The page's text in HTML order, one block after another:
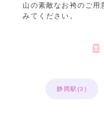
山の素敵なお袴のご用
みてください。
静岡駅(3)